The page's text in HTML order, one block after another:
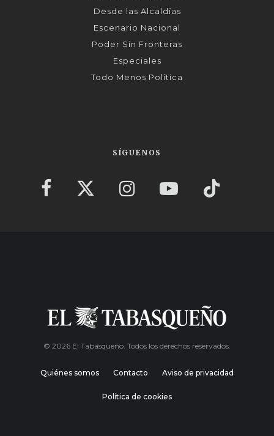
Desde las Alcaldías
Escenario Nacional
Poder Sin Fronteras
Especiales
Todo Menos Política
SÍGUENOS
© 2026 El Tabasqueño. Todos los derechos reservados.
Quiénes somos Contacto Aviso de privacidad
Política de cookies